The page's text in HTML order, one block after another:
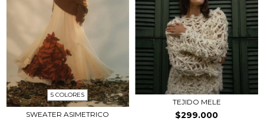
5 COLORES
SWEATER ASIMETRICO
TEJIDO MELE
$299.000